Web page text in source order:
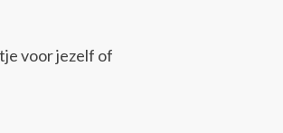
voor jezelf of